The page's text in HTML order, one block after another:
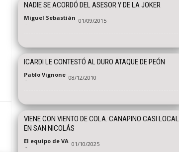
NADIE SE ACORDÓ DEL ASESOR Y DE LA JOKER
Miguel Sebastián
- 01/09/2015
ICARDI LE CONTESTÓ AL DURO ATAQUE DE PEÓN
Pablo Vignone
- 08/12/2010
VIENE CON VIENTO DE COLA. CANAPINO CASI LOCAL
EN SAN NICOLÁS
El equipo de VA
- 01/10/2025